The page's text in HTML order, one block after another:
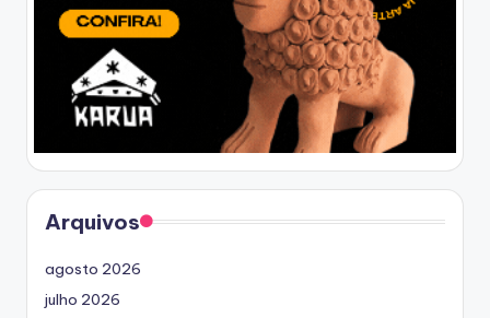
Arquivos
agosto 2026
julho 2026